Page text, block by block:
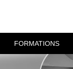
FORMATIONS